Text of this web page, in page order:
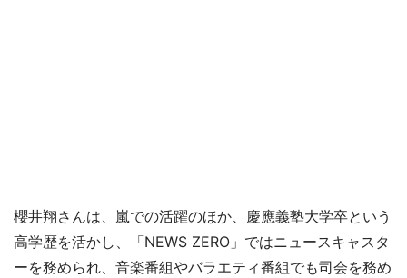
櫻井翔さんは、嵐での活躍のほか、慶應義塾大学卒という
高学歴を活かし、「NEWS ZERO」ではニュースキャスタ
ーを務められ、音楽番組やバラエティ番組でも司会を務め